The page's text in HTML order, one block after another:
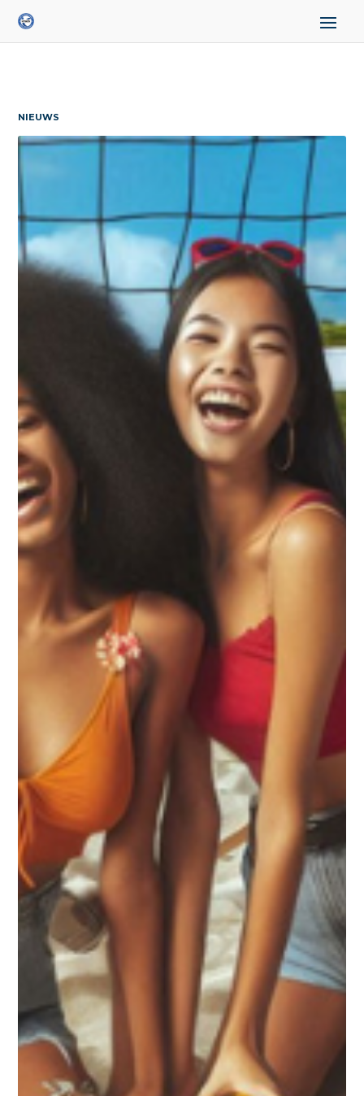
NIEUWS